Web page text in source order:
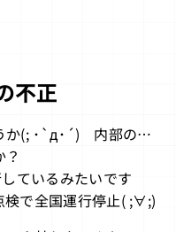
不正
か(; ･`д･´) 内部の…
ているみたいです
検で全国運行停止( ;∀;)